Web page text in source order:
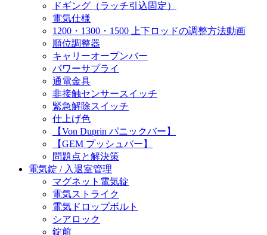
ドギング（ラッチ引込固定）
電気仕様
1200・1300・1500 上下ロッドの調整方法動画
順位調整器
キャリーオープンバー
パワーサプライ
通電金具
非接触センサースイッチ
緊急解除スイッチ
仕上げ色
【Von Duprin パニックバー】
【GEM プッシュバー】
問題点と解決策
電気錠 / 入退室管理
マグネット電気錠
電気ストライク
電気ドロップボルト
シアロック
錠前